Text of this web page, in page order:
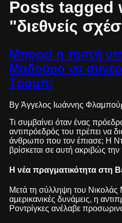
Posts tagged
"διεθνείς
Μπορεί η πιστή
Μαδούρο να
Τραμπ;
By Άγγελος Ιωάννης
Τι συμβαίνει όταν ένας
αντιπρόεδρός του πρέπει να
άνθρωπο που τον έπιασε; Η
βρίσκεται σε αυτή ακριβώς
Η νέα πραγματικότητα στη
Μετά τη σύλληψη του
αμερικανικές δυνάμεις, η
Ροντρίγκες ανέλαβε